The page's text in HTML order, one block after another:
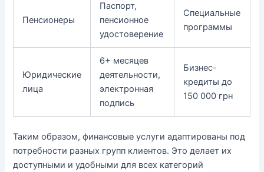
Пенсионеры
Паспорт,
пенсионное
удостоверение
Специальные
программы
Юридические
лица
6+ месяцев
деятельности,
электронная
подпись
Бизнес-
кредиты до
150 000 грн
Таким образом, финансовые услуги адаптированы под
потребности разных групп клиентов. Это делает их
доступными и удобными для всех категорий